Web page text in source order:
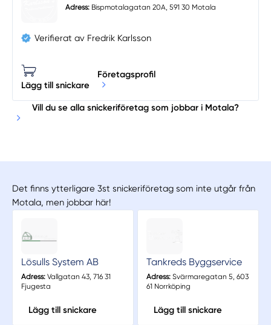
Adress: Bispmotalagatan 20A, 591 30 Motala
Verifierat av Fredrik Karlsson
Lägg till snickare
Företagsprofil
Vill du se alla snickeriföretag som jobbar i Motala?
Det finns ytterligare 3st snickeriföretag som inte utgår från
Motala, men jobbar här!
Lösulls System AB
Adress:Vallgatan 43, 716 31
Fjugesta
Lägg till snickare
Tankreds Byggservice
Adress:Svärmaregatan 5, 603
61 Norrköping
Lägg till snickare